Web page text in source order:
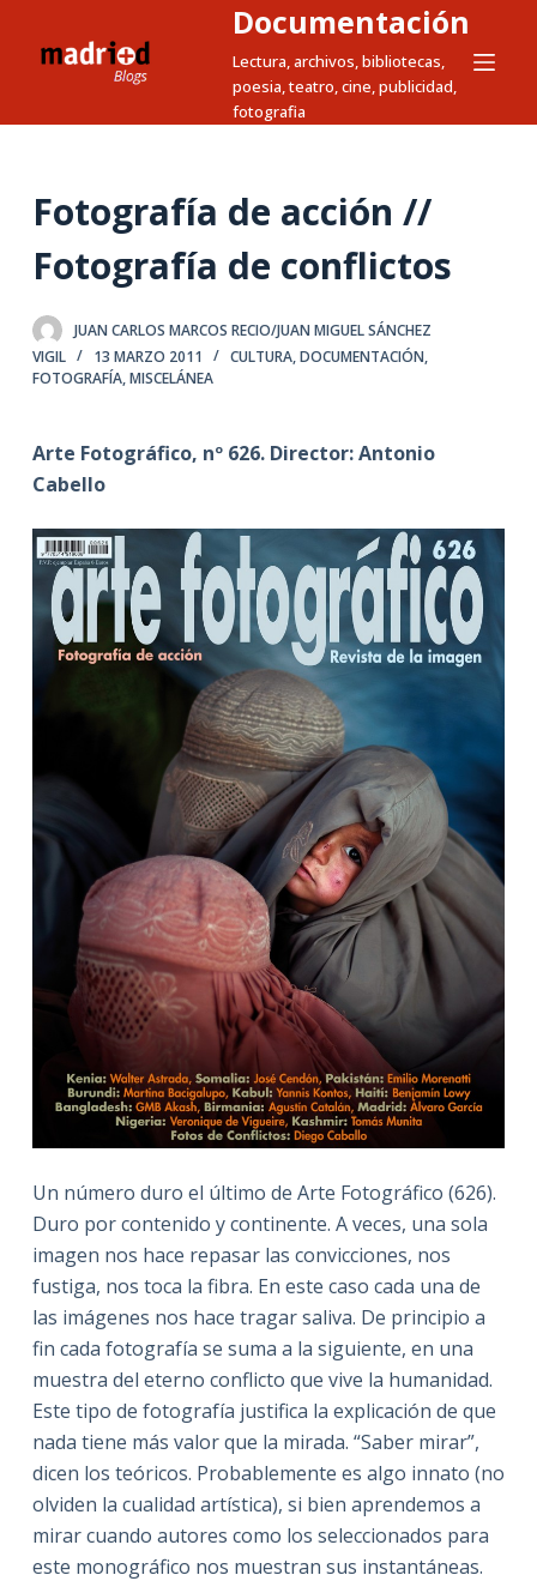
t
n
d
o
Documentación
Lectura, archivos, bibliotecas,
poesia, teatro, cine, publicidad,
fotografia
Fotografía de acción //
Fotografía de conflictos
JUAN CARLOS MARCOS RECIO/JUAN MIGUEL SÁNCHEZ
VIGIL
13 MARZO 2011 CULTURA,DOCUMENTACIÓN,
FOTOGRAFÍA,MISCELÁNEA
Arte Fotográfico, nº 626. Director: Antonio
Cabello
Un número duro el último de Arte Fotográfico (626).
Duro por contenido y continente. A veces, una sola
imagen nos hace repasar las convicciones, nos
fustiga, nos toca la fibra. En este caso cada una de
las imágenes nos hace tragar saliva. De principio a
fin cada fotografía se suma a la siguiente, en una
muestra del eterno conflicto que vive la humanidad.
Este tipo de fotografía justifica la explicación de que
nada tiene más valor que la mirada. “Saber mirar”,
dicen los teóricos. Probablemente es algo innato (no
olviden la cualidad artística), si bien aprendemos a
mirar cuando autores como los seleccionados para
este monográfico nos muestran sus instantáneas.